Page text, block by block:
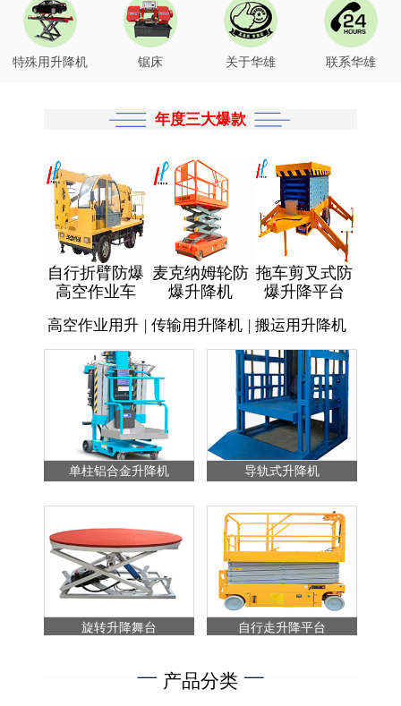
特殊用升降机 锯床 关于华雄 联系华雄
年度三大爆款
自行折臂防爆
高空作业车
麦克纳姆轮防
爆升降机
拖车剪叉式防
爆升降平台
高空作业用升 | 传输用升降机 | 搬运用升降机
单柱铝合金升降机 导轨式升降机
旋转升降舞台 自行走升降平台
产品分类